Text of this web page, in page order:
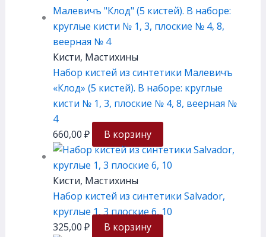
Кисти, Мастихины
Набор кистей из синтетики Малевичъ
«Клод» (5 кистей). В наборе: круглые
кисти № 1, 3, плоские № 4, 8, веерная №
4
660,00 ₽ В корзину
Кисти, Мастихины
Набор кистей из синтетики Salvador,
круглые 1, 3 плоские 6, 10
325,00 ₽ В корзину